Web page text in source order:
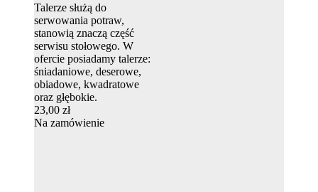
Talerze służą do
serwowania potraw,
stanowią znaczą część
serwisu stołowego. W
ofercie posiadamy talerze:
śniadaniowe, deserowe,
obiadowe, kwadratowe
oraz głębokie.
23,00 zł
Na zamówienie